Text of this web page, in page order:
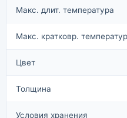
Макс. длит. температура
Макс. кратковр.
Цвет
Толщина
Условия хранения